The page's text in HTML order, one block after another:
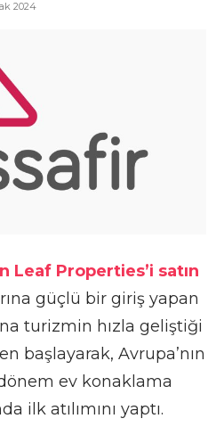
2024
Leaf Properties’i satın
güçlü bir giriş yapan
turizmin hızla geliştiği
başlayarak, Avrupa’nın
ev konaklama
ilk atılımını yaptı.